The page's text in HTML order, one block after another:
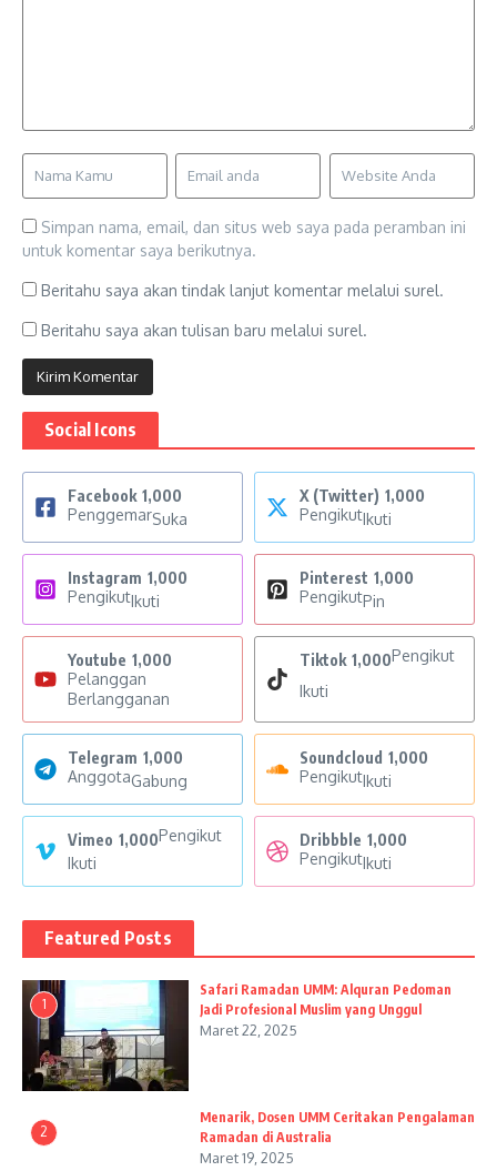
Simpan nama, email, dan situs web saya pada peramban ini
untuk komentar saya berikutnya.
Beritahu saya akan tindak lanjut komentar melalui surel.
Beritahu saya akan tulisan baru melalui surel.
Social Icons
Facebook 1,000
PenggemarSuka
X (Twitter) 1,000
PengikutIkuti
Instagram 1,000
PengikutIkuti
Pinterest 1,000
PengikutPin
Youtube 1,000
Pelanggan
Berlangganan
Tiktok 1,000Pengikut
Ikuti
Telegram 1,000
AnggotaGabung
Soundcloud 1,000
PengikutIkuti
Vimeo 1,000Pengikut
Ikuti
Dribbble 1,000
PengikutIkuti
Featured Posts
1
Safari Ramadan UMM: Alquran Pedoman
Jadi Profesional Muslim yang Unggul
Maret 22, 2025
2
Menarik, Dosen UMM Ceritakan Pengalaman
Ramadan di Australia
Maret 19, 2025